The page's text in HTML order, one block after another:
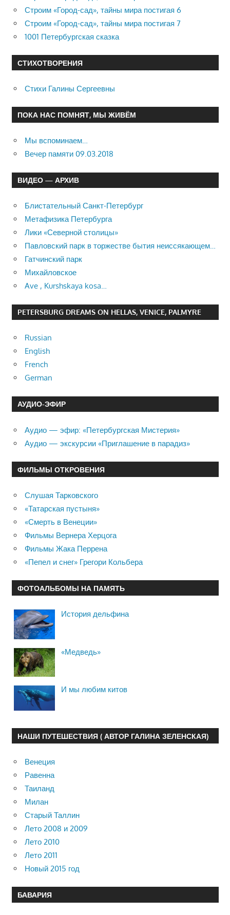
Строим «Город-сад», тайны мира постигая 6
Строим «Город-сад», тайны мира постигая 7
1001 Петербургская сказка
СТИХОТВОРЕНИЯ
Стихи Галины Сергеевны
ПОКА НАС ПОМНЯТ, МЫ ЖИВЁМ
Мы вспоминаем…
Вечер памяти 09.03.2018
ВИДЕО — АРХИВ
Блистательный Санкт-Петербург
Метафизика Петербурга
Лики «Северной столицы»
Павловский парк в торжестве бытия неиссякающем…
Гатчинский парк
Михайловское
Ave , Kurshskaya kosa…
PETERSBURG DREAMS ON HELLAS, VENICE, PALMYRE
Russian
English
French
German
АУДИО-ЭФИР
Аудио — эфир: «Петербургская Мистерия»
Аудио — экскурсии «Приглашение в парадиз»
ФИЛЬМЫ ОТКРОВЕНИЯ
Слушая Тарковского
«Татарская пустыня»
«Смерть в Венеции»
Фильмы Вернера Херцога
Фильмы Жака Перрена
«Пепел и снег» Грегори Кольбера
ФОТОАЛЬБОМЫ НА ПАМЯТЬ
История дельфина
«Медведь»
И мы любим китов
НАШИ ПУТЕШЕСТВИЯ ( АВТОР ГАЛИНА ЗЕЛЕНСКАЯ)
Венеция
Равенна
Таиланд
Милан
Старый Таллин
Лето 2008 и 2009
Лето 2010
Лето 2011
Новый 2015 год
БАВАРИЯ